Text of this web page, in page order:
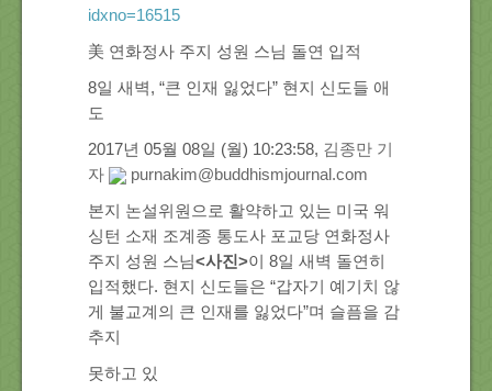
Gallery
About Us
Location
idxno=16515
美 연화정사 주지 성원 스님 돌연 입적
8일 새벽, “큰 인재 잃었다” 현지 신도들 애
도
2017년 05월 08일 (월) 10:23:58, 김종만 기
자
purnakim@buddhismjournal.com
본지 논설위원으로 활약하고 있는 미국 워
싱턴 소재 조계종 통도사 포교당 연화정사
주지 성원 스님<사진>이 8일 새벽 돌연히
입적했다. 현지 신도들은 “갑자기 예기치 않
게 불교계의 큰 인재를 잃었다”며 슬픔을 감
추지
못하고 있